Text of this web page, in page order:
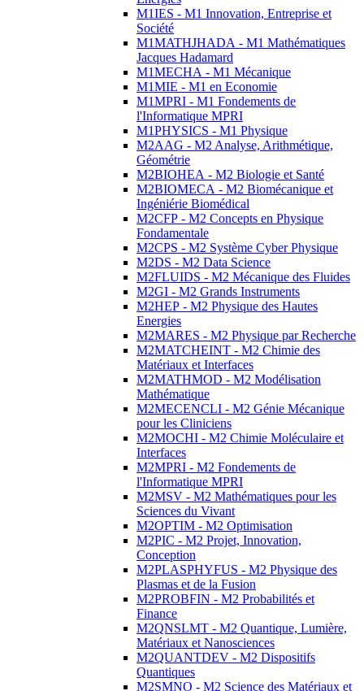
M1IES - M1 Innovation, Entreprise et
Société
M1MATHJHADA - M1 Mathématiques
Jacques Hadamard
M1MECHA - M1 Mécanique
M1MIE - M1 en Economie
M1MPRI - M1 Fondements de
l'Informatique MPRI
M1PHYSICS - M1 Physique
M2AAG - M2 Analyse, Arithmétique,
Géométrie
M2BIOHEA - M2 Biologie et Santé
M2BIOMECA - M2 Biomécanique et
Ingéniérie Biomédical
M2CFP - M2 Concepts en Physique
Fondamentale
M2CPS - M2 Système Cyber Physique
M2DS - M2 Data Science
M2FLUIDS - M2 Mécanique des Fluides
M2GI - M2 Grands Instruments
M2HEP - M2 Physique des Hautes
Energies
M2MARES - M2 Physique par Recherche
M2MATCHEINT - M2 Chimie des
Matériaux et Interfaces
M2MATHMOD - M2 Modélisation
Mathématique
M2MECENCLI - M2 Génie Mécanique
pour les Cliniciens
M2MOCHI - M2 Chimie Moléculaire et
Interfaces
M2MPRI - M2 Fondements de
l'Informatique MPRI
M2MSV - M2 Mathématiques pour les
Sciences du Vivant
M2OPTIM - M2 Optimisation
M2PIC - M2 Projet, Innovation,
Conception
M2PLASPHYFUS - M2 Physique des
Plasmas et de la Fusion
M2PROBFIN - M2 Probabilités et
Finance
M2QNSLMT - M2 Quantique, Lumière,
Matériaux et Nanosciences
M2QUANTDEV - M2 Dispositifs
Quantiques
M2SMNO - M2 Science des Matériaux et